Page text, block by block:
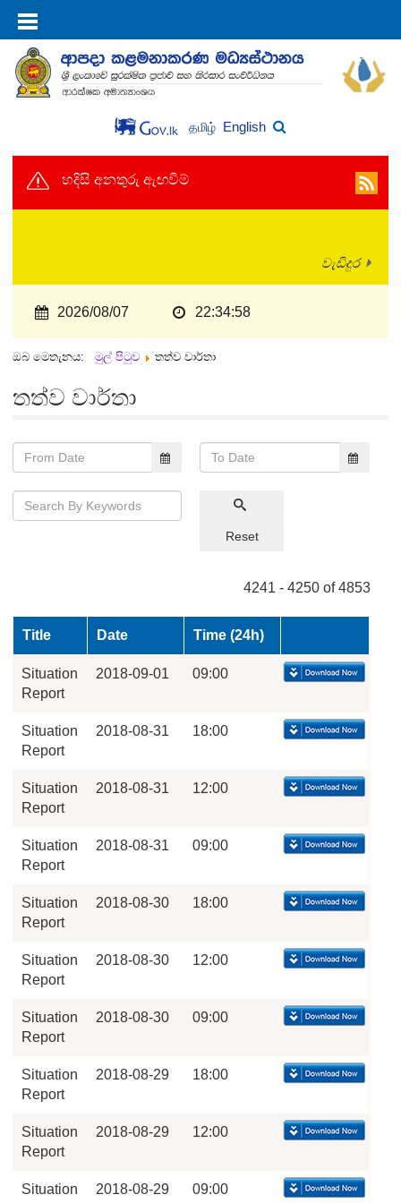
தமிழ் English
හදිසි අනතුරු ඇඟවීම්
වැඩිදුර
2026/08/07 22:34:58
ඔබ මෙතැනය: මුල් පිටුව තත්ව වාර්තා
තත්ව වාර්තා
Reset
4241 - 4250 of 4853
Title Date Time (24h)
Situation
Report
2018-09-01 09:00
Situation
Report
2018-08-31 18:00
Situation
Report
2018-08-31 12:00
Situation
Report
2018-08-31 09:00
Situation
Report
2018-08-30 18:00
Situation
Report
2018-08-30 12:00
Situation
Report
2018-08-30 09:00
Situation
Report
2018-08-29 18:00
Situation
Report
2018-08-29 12:00
Situation
2018-08-29 09:00